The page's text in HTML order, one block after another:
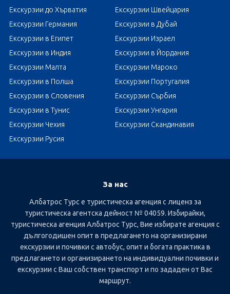
Екскурзии до Хърватия
Екскурзии Швейцария
Екскурзии Германия
Екскурзии в Дубай
Екскурзии в Египет
Екскурзии Израел
Екскурзии в Индия
Екскурзии в Йордания
Екскурзии Малта
Екскурзии Мароко
Екскурзии в Полша
Екскурзии Португалия
Екскурзии в Словения
Екскурзии Сърбия
Екскурзии в Тунис
Екскурзии Унгария
Екскурзии Чехия
Екскурзии Скандинавия
Екскурзии Русия
За нас
Албатрос Турс е туристическа агенция с лиценз за
туристическа агентска дейност № 04059. Избирайки,
туристическа агенция Албатрос Турс, Вие избирате агенция с
дългогодишен опит в предлагането на организирани
екскурзии и почивки с автобус, опит и богата практика в
предлагането и организирането на индивидуални почивки и
екскурзии с Ваш собствен транспорт и по зададен от Вас
маршрут.